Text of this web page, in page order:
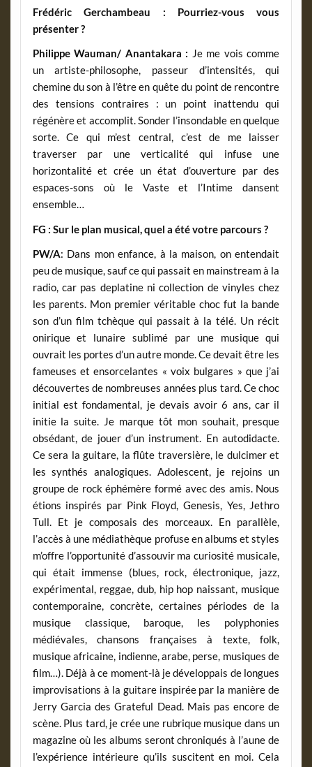
Frédéric Gerchambeau : Pourriez-vous vous
présenter ?
Philippe Wauman/ Anantakara : Je me vois comme
un artiste-philosophe, passeur d’intensités, qui
chemine du son à l’être en quête du point de rencontre
des tensions contraires : un point inattendu qui
régénère et accomplit. Sonder l’insondable en quelque
sorte. Ce qui m’est central, c’est de me laisser
traverser par une verticalité qui infuse une
horizontalité et crée un état d’ouverture par des
espaces-sons où le Vaste et l’Intime dansent
ensemble…
FG : Sur le plan musical, quel a été votre parcours ?
PW/A: Dans mon enfance, à la maison, on entendait
peu de musique, sauf ce qui passait en mainstream à la
radio, car pas deplatine ni collection de vinyles chez
les parents. Mon premier véritable choc fut la bande
son d’un film tchèque qui passait à la télé. Un récit
onirique et lunaire sublimé par une musique qui
ouvrait les portes d’un autre monde. Ce devait être les
fameuses et ensorcelantes « voix bulgares » que j’ai
découvertes de nombreuses années plus tard. Ce choc
initial est fondamental, je devais avoir 6 ans, car il
initie la suite. Je marque tôt mon souhait, presque
obsédant, de jouer d’un instrument. En autodidacte.
Ce sera la guitare, la flûte traversière, le dulcimer et
les synthés analogiques. Adolescent, je rejoins un
groupe de rock éphémère formé avec des amis. Nous
étions inspirés par Pink Floyd, Genesis, Yes, Jethro
Tull. Et je composais des morceaux. En parallèle,
l’accès à une médiathèque profuse en albums et styles
m’offre l’opportunité d’assouvir ma curiosité musicale,
qui était immense (blues, rock, électronique, jazz,
expérimental, reggae, dub, hip hop naissant, musique
contemporaine, concrète, certaines périodes de la
musique classique, baroque, les polyphonies
médiévales, chansons françaises à texte, folk,
musique africaine, indienne, arabe, perse, musiques de
film…). Déjà à ce moment-là je développais de longues
improvisations à la guitare inspirée par la manière de
Jerry Garcia des Grateful Dead. Mais pas encore de
scène. Plus tard, je crée une rubrique musique dans un
magazine où les albums seront chroniqués à l’aune de
l’expérience intérieure qu’ils suscitent en moi. Cela